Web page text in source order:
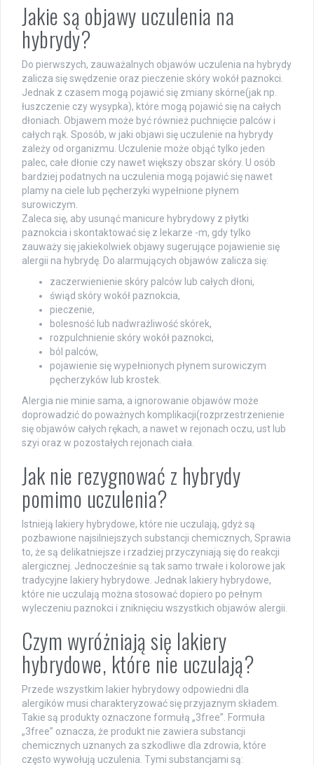
Jakie są objawy uczulenia na
hybrydy?
Do pierwszych, zauważalnych objawów uczulenia na hybrydy
zalicza się swędzenie oraz pieczenie skóry wokół paznokci.
Jednak z czasem mogą pojawić się zmiany skórne(jak np.
łuszczenie czy wysypka), które mogą pojawić się na całych
dłoniach. Objawem może być również puchnięcie palców i
całych rąk. Sposób, w jaki objawi się uczulenie na hybrydy
zależy od organizmu. Uczulenie może objąć tylko jeden
palec, całe dłonie czy nawet większy obszar skóry. U osób
bardziej podatnych na uczulenia mogą pojawić się nawet
plamy na ciele lub pęcherzyki wypełnione płynem
surowiczym.
Zaleca się, aby usunąć manicure hybrydowy z płytki
paznokcia i skontaktować się z lekarze -m, gdy tylko
zauważy się jakiekolwiek objawy sugerujące pojawienie się
alergii na hybrydę. Do alarmujących objawów zalicza się:
zaczerwienienie skóry palców lub całych dłoni,
świąd skóry wokół paznokcia,
pieczenie,
bolesność lub nadwrażliwość skórek,
rozpulchnienie skóry wokół paznokci,
ból palców,
pojawienie się wypełnionych płynem surowiczym
pęcherzyków lub krostek.
Alergia nie minie sama, a ignorowanie objawów może
doprowadzić do poważnych komplikacji(rozprzestrzenienie
się objawów całych rękach, a nawet w rejonach oczu, ust lub
szyi oraz w pozostałych rejonach ciała.
Jak nie rezygnować z hybrydy
pomimo uczulenia?
Istnieją lakiery hybrydowe, które nie uczulają, gdyż są
pozbawione najsilniejszych substancji chemicznych, Sprawia
to, że są delikatniejsze i rzadziej przyczyniają się do reakcji
alergicznej. Jednocześnie są tak samo trwałe i kolorowe jak
tradycyjne lakiery hybrydowe. Jednak lakiery hybrydowe,
które nie uczulają można stosować dopiero po pełnym
wyleczeniu paznokci i zniknięciu wszystkich objawów alergii.
Czym wyróżniają się lakiery
hybrydowe, które nie uczulają?
Przede wszystkim lakier hybrydowy odpowiedni dla
alergików musi charakteryzować się przyjaznym składem.
Takie są produkty oznaczone formułą „3free”. Formuła
„3free” oznacza, że produkt nie zawiera substancji
chemicznych uznanych za szkodliwe dla zdrowia, które
często wywołują uczulenia. Tymi substancjami są: